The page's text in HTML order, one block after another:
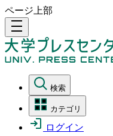
ページ上部
density_medium
検索
カテゴリ
ログイン